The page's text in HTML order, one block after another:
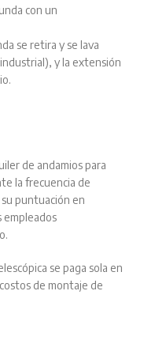
con un
se retira y se lava
y la extensión
de andamios para
la frecuencia de
puntuación en
empleados
se paga sola en
de montaje de